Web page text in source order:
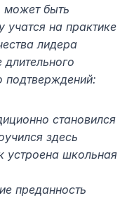
может быть
на практике
лидера
длительного
подтверждений:
становился
здесь
устроена школьная
преданность